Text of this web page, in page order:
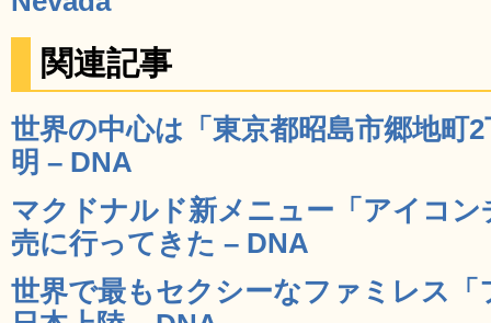
関連記事
世界の中心は「東京都昭島市郷地町
明 – DNA
マクドナルド新メニュー「アイコ
売に行ってきた – DNA
世界で最もセクシーなファミレス